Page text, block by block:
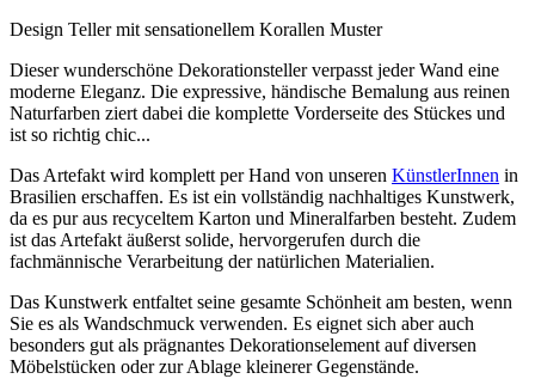
Design Teller mit sensationellem Korallen Muster
Dieser wunderschöne Dekorationsteller verpasst jeder Wand eine
moderne Eleganz. Die expressive, händische Bemalung aus reinen
Naturfarben ziert dabei die komplette Vorderseite des Stückes und
ist so richtig chic...
Das Artefakt wird komplett per Hand von unseren KünstlerInnen in
Brasilien erschaffen. Es ist ein vollständig nachhaltiges Kunstwerk,
da es pur aus recyceltem Karton und Mineralfarben besteht. Zudem
ist das Artefakt äußerst solide, hervorgerufen durch die
fachmännische Verarbeitung der natürlichen Materialien.
Das Kunstwerk entfaltet seine gesamte Schönheit am besten, wenn
Sie es als Wandschmuck verwenden. Es eignet sich aber auch
besonders gut als prägnantes Dekorationselement auf diversen
Möbelstücken oder zur Ablage kleinerer Gegenstände.